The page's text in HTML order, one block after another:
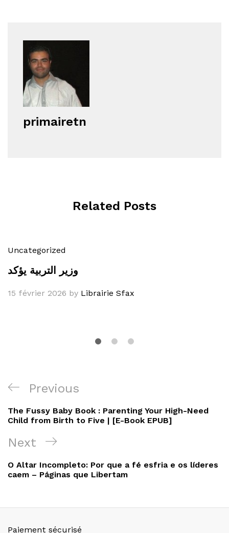
primairetn
Related Posts
Uncategorized
وزير التربية يؤكد
15 février 2026 by Librairie Sfax
Navigation
de
l’article
Previous
Post
Previous
The Fussy Baby Book : Parenting Your High-Need
Child from Birth to Five | [E-Book EPUB]
Next
Post
Next
O Altar Incompleto: Por que a fé esfria e os líderes
caem – Páginas que Libertam
Paiement sécurisé